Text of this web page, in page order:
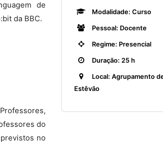
de
da BBC.
do
no
Modalidade: Curso
Pessoal: Docente
Regime: Presencial
Duração: 25 h
Local: Agrupamento
Estêvão